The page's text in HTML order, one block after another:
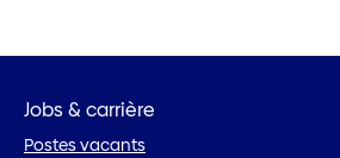
Jobs & carrière
Postes vacants